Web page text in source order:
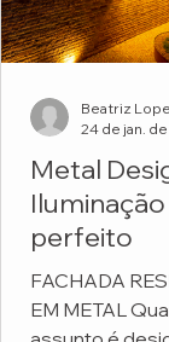
Metal
Iluminação
perfeito
FACHADA
EM METAL
Beatriz
24 de jan.